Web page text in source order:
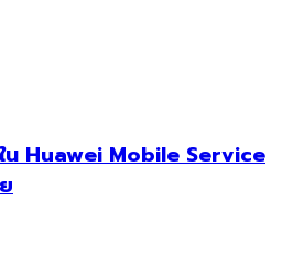
น Huawei Mobile Service